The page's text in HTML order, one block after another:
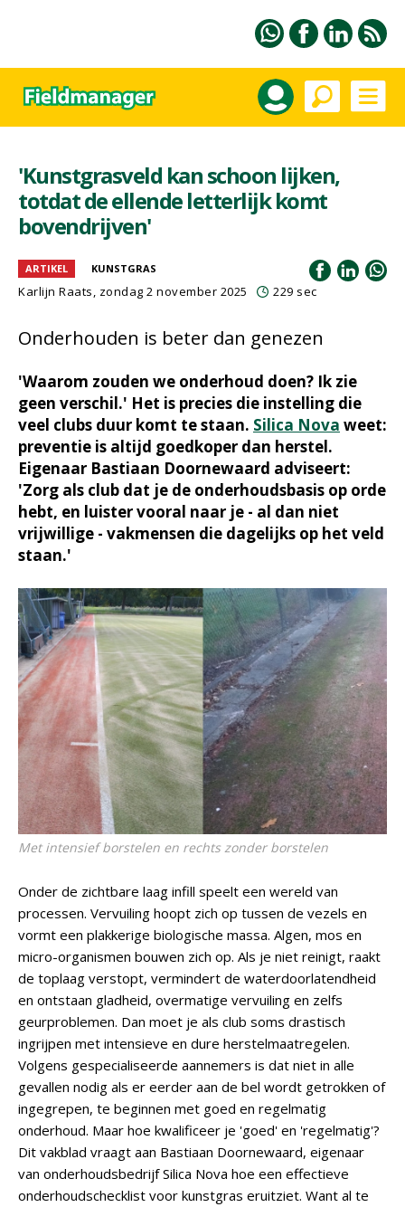
'Kunstgrasveld kan schoon lijken,
totdat de ellende letterlijk komt
bovendrijven'
ARTIKEL KUNSTGRAS
Karlijn Raats, zondag 2 november 2025 229 sec
Onderhouden is beter dan genezen
'Waarom zouden we onderhoud doen? Ik zie
geen verschil.' Het is precies die instelling die
veel clubs duur komt te staan. Silica Nova weet:
preventie is altijd goedkoper dan herstel.
Eigenaar Bastiaan Doornewaard adviseert:
'Zorg als club dat je de onderhoudsbasis op orde
hebt, en luister vooral naar je - al dan niet
vrijwillige - vakmensen die dagelijks op het veld
staan.'
Met intensief borstelen en rechts zonder borstelen
Onder de zichtbare laag infill speelt een wereld van
processen. Vervuiling hoopt zich op tussen de vezels en
vormt een plakkerige biologische massa. Algen, mos en
micro-organismen bouwen zich op. Als je niet reinigt, raakt
de toplaag verstopt, vermindert de waterdoorlatendheid
en ontstaan gladheid, overmatige vervuiling en zelfs
geurproblemen. Dan moet je als club soms drastisch
ingrijpen met intensieve en dure herstelmaatregelen.
Volgens gespecialiseerde aannemers is dat niet in alle
gevallen nodig als er eerder aan de bel wordt getrokken of
ingegrepen, te beginnen met goed en regelmatig
onderhoud. Maar hoe kwalificeer je 'goed' en 'regelmatig'?
Dit vakblad vraagt aan Bastiaan Doornewaard, eigenaar
van onderhoudsbedrijf Silica Nova hoe een effectieve
onderhoudschecklist voor kunstgras eruitziet. Want al te